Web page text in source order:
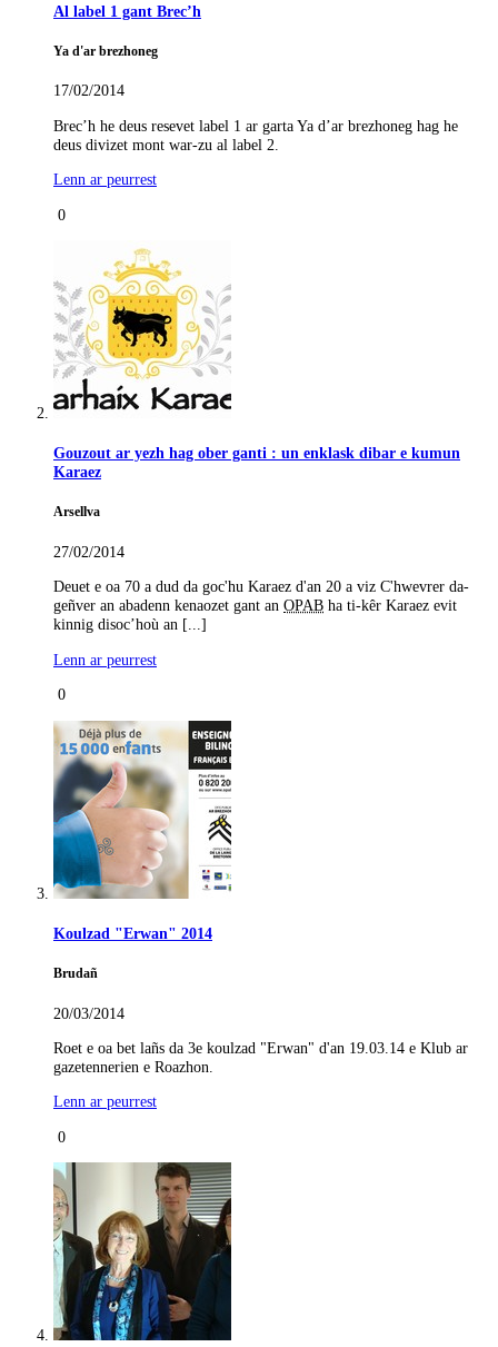
Al label 1 gant Brec’h
Ya d'ar brezhoneg
17/02/2014
Brec’h he deus resevet label 1 ar garta Ya d’ar brezhoneg hag he
deus divizet mont war-zu al label 2.
Lenn ar peurrest
0
Gouzout ar yezh hag ober ganti : un enklask dibar e kumun
Karaez
Arsellva
27/02/2014
Deuet e oa 70 a dud da goc'hu Karaez d'an 20 a viz C'hwevrer da-
geñver an abadenn kenaozet gant an OPAB ha ti-kêr Karaez evit
kinnig disoc’hoù an [...]
Lenn ar peurrest
0
Koulzad "Erwan" 2014
Brudañ
20/03/2014
Roet e oa bet lañs da 3e koulzad "Erwan" d'an 19.03.14 e Klub ar
gazetennerien e Roazhon.
Lenn ar peurrest
0